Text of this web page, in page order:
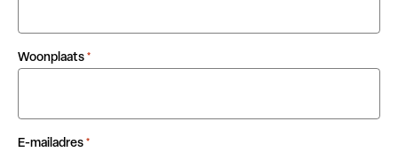
Woonplaats *
E-mailadres *